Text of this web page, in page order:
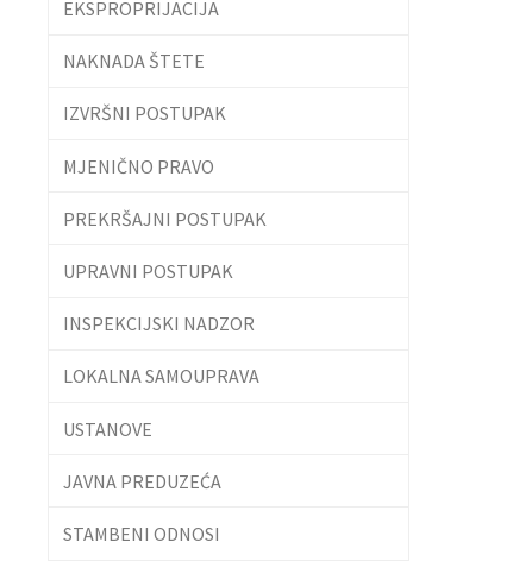
EKSPROPRIJACIJA
NAKNADA ŠTETE
IZVRŠNI POSTUPAK
MJENIČNO PRAVO
PREKRŠAJNI POSTUPAK
UPRAVNI POSTUPAK
INSPEKCIJSKI NADZOR
LOKALNA SAMOUPRAVA
USTANOVE
JAVNA PREDUZEĆA
STAMBENI ODNOSI